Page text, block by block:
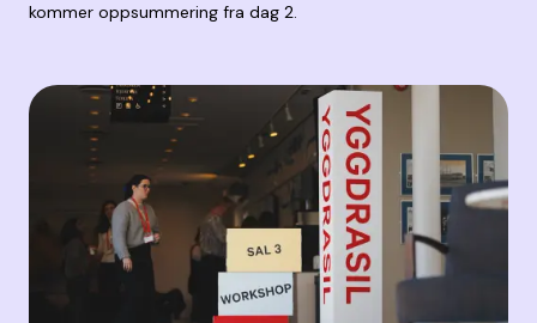
kommer oppsummering fra dag 2.